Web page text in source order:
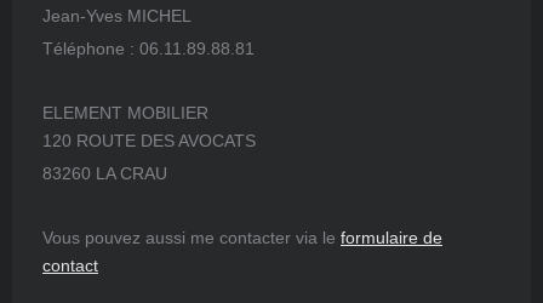
Jean-Yves MICHEL
Téléphone : 06.11.89.88.81
ELEMENT MOBILIER
120 ROUTE DES AVOCATS
83260 LA CRAU
Vous pouvez aussi me contacter via le formulaire de
contact